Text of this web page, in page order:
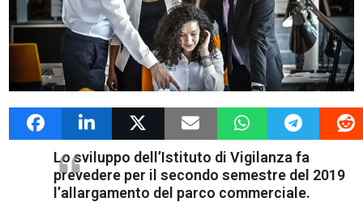
21 Giugno 2019 admin News G4Vigilanza
Lo sviluppo dell’Istituto di Vigilanza fa
prevedere per il secondo semestre del 2019
l’allargamento del parco commerciale.